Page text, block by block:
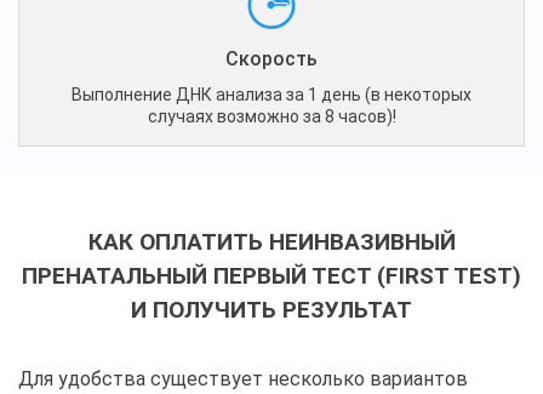
Скорость
Выполнение ДНК анализа за 1 день (в некоторых
случаях возможно за 8 часов)!
КАК ОПЛАТИТЬ НЕИНВАЗИВНЫЙ
ПРЕНАТАЛЬНЫЙ ПЕРВЫЙ ТЕСТ (FIRST TEST)
И ПОЛУЧИТЬ РЕЗУЛЬТАТ
Для удобства существует несколько вариантов